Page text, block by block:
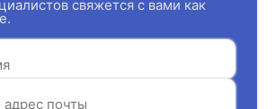
свяжется с вами как